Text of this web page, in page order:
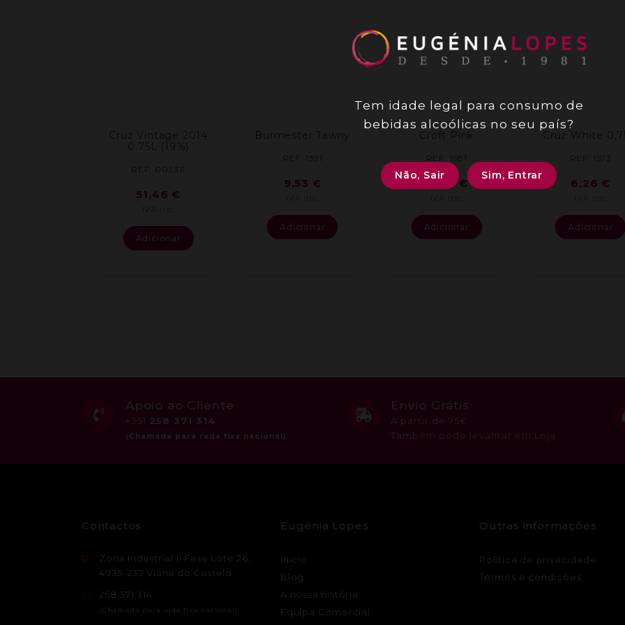
Cruz Vintage 2014
0.75L (19%)
REF: 003311
51,46 €
Adicionar
Burmester Tawny
REF: 1391
9,53 €
Adicionar
Croft Pink
REF: 1981
10,10€
Adicionar
Cruz White
REF: 1573
6,26 €
Adicionar
Apoio ao Cliente
+351 258 371 314
Envio Grátis
A partir de 75€
Também pode levantar em Loja
Contactos
Zona Industrial II Fase Lote 26,
4935-232 Viana do Castelo
258 371 314
Eugénia Lopes
Início
Blog
A nossa história
Equipa Comercial
Outras informações
Política de privacidade
Termos e condições
Tem idade legal para consumo de
bebidas alcoólicas no seu país?
Não, Sair Sim, Entrar